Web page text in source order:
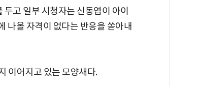
고 일부 시청자는 신동엽이 아이
나올 자격이 없다는 반응을 쏟아내
이어지고 있는 모양새다.